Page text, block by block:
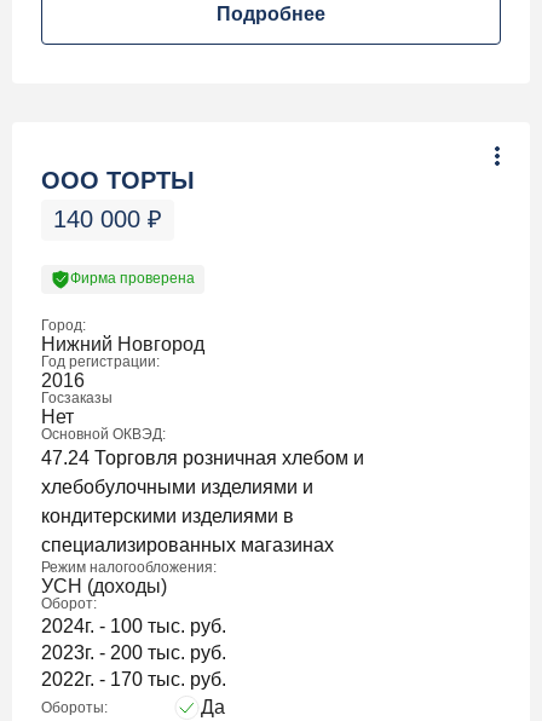
Подробнее
ООО ТОРТЫ
140 000 ₽
Фирма проверена
Город:
Нижний Новгород
Год регистрации:
2016
Госзаказы
Нет
Основной ОКВЭД:
47.24 Торговля розничная хлебом и
хлебобулочными изделиями и
кондитерскими изделиями в
специализированных магазинах
Режим налогообложения:
УСН (доходы)
Оборот:
2024г. - 100 тыс. руб.
2023г. - 200 тыс. руб.
2022г. - 170 тыс. руб.
Обороты: Да